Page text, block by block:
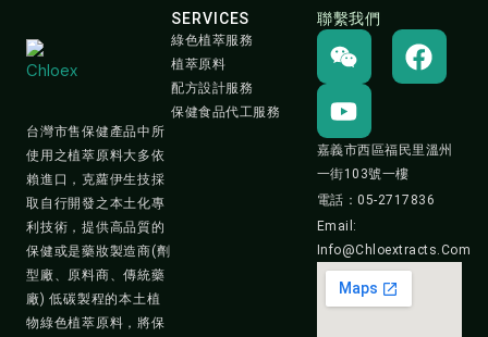
台灣市售保健產品中所
使用之植萃原料大多依
賴進口，克蘿伊生技採
取自行開發之本土化專
利技術，提供高品質的
保健或是藥妝製造商(劑
型廠、原料商、傳統藥
廠) 低碳製程的本土植
物綠色植萃原料，將保
SERVICES
綠色植萃服務
植萃原料
配方設計服務
保健食品代工服務
聯繫我們
W
e
i
x
i
n
F
a
b
o
Y
o
u
t
u
b
e
嘉義市西區福民里溫州
一街103號一樓
電話：05-2717836
Email:
Info@chloextracts.com